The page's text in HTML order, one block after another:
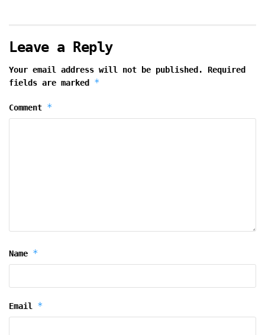
Leave a Reply
Your email address will not be published.
Required
fields are marked *
Comment *
Name *
Email *